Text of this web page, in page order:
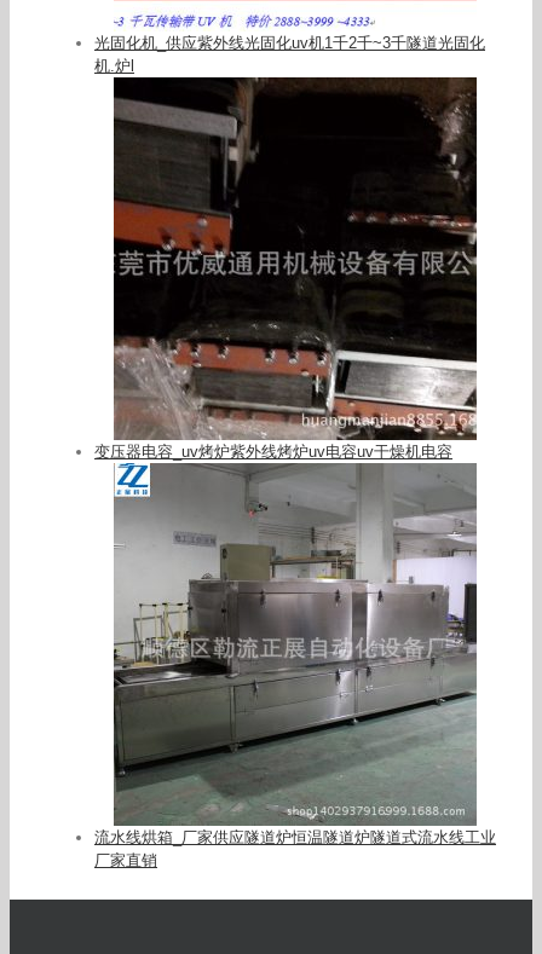
光固化机_供应紫外线光固化uv机1千2千~3千隧道光固化
机.炉l
变压器电容_uv烤炉紫外线烤炉uv电容uv干燥机电容
流水线烘箱_厂家供应隧道炉恒温隧道炉隧道式流水线工业
厂家直销